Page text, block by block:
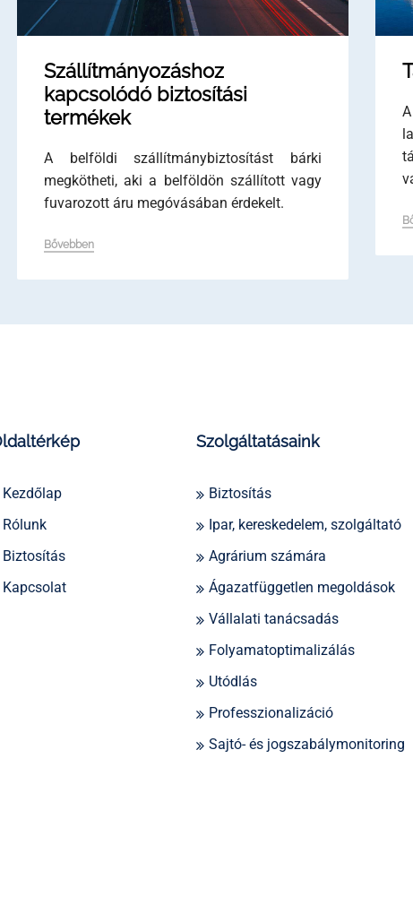
Szállítmányozáshoz
kapcsolódó biztosítási
termékek
A belföldi szállítmánybiztosítást bárki
megkötheti, aki a belföldön szállított vagy
fuvarozott áru megóvásában érdekelt.
Bővebben
Kezdőlap
Rólunk
Biztosítás
Kapcsolat
Szolgáltatásaink
Biztosítás
Ipar, kereskedelem, szolgáltató
Agrárium számára
Ágazatfüggetlen megoldások
Vállalati tanácsadás
Folyamatoptimalizálás
Utódlás
Professzionalizáció
Sajtó- és jogszabálymonitoring